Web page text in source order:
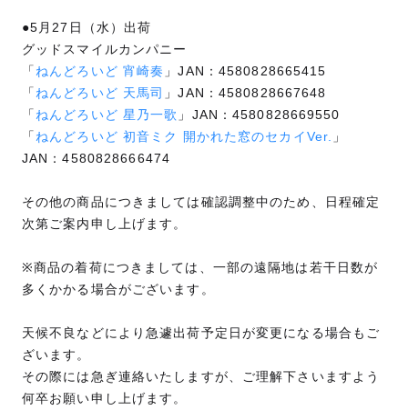
●5月27日（水）出荷
グッドスマイルカンパニー
「 ねんどろいど 宵崎奏 」JAN：4580828665415
「 ねんどろいど 天馬司 」JAN：4580828667648
「 ねんどろいど 星乃一歌 」JAN：4580828669550
「 ねんどろいど 初音ミク 開かれた窓のセカイVer.
」
JAN：4580828666474
その他の商品につきましては確認調整中のため、日程確定
次第ご案内申し上げます。
※商品の着荷につきましては、一部の遠隔地は若干日数が
多くかかる場合がございます。
天候不良などにより急遽出荷予定日が変更になる場合もご
ざいます。
その際には急ぎ連絡いたしますが、ご理解下さいますよう
何卒お願い申し上げます。